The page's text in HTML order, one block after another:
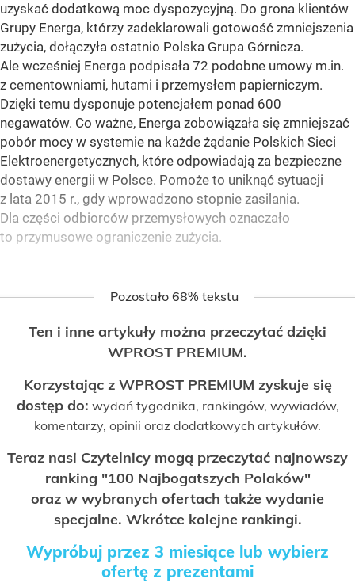
uzyskać dodatkową moc dyspozycyjną. Do grona klientów
Grupy Energa, którzy zadeklarowali gotowość zmniejszenia
zużycia, dołączyła ostatnio Polska Grupa Górnicza.
Ale wcześniej Energa podpisała 72 podobne umowy m.in.
z cementowniami, hutami i przemysłem papierniczym.
Dzięki temu dysponuje potencjałem ponad 600
negawatów. Co ważne, Energa zobowiązała się zmniejszać
pobór mocy w systemie na każde żądanie Polskich Sieci
Elektroenergetycznych, które odpowiadają za bezpieczne
dostawy energii w Polsce. Pomoże to uniknąć sytuacji
z lata 2015 r., gdy wprowadzono stopnie zasilania.
Dla części odbiorców przemysłowych oznaczało
to przymusowe ograniczenie zużycia.
Pozostało 68% tekstu
Ten i inne artykuły można przeczytać dzięki
WPROST PREMIUM.
Korzystając z WPROST PREMIUM zyskuje się
dostęp do: wydań tygodnika, rankingów, wywiadów,
komentarzy, opinii oraz dodatkowych artykułów.
Teraz nasi Czytelnicy mogą przeczytać najnowszy
ranking "100 Najbogatszych Polaków"
oraz w wybranych ofertach także wydanie
specjalne. Wkrótce kolejne rankingi.
Wypróbuj przez 3 miesiące lub wybierz
ofertę z prezentami